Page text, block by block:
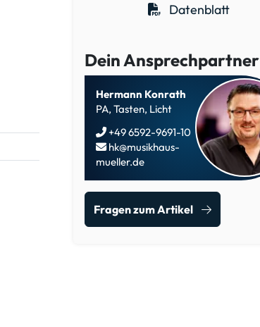
Datenblatt
Dein Ansprechpartner
Hermann Konrath
PA, Tasten, Licht
+49 6592-9691-10
hk@musikhaus-
mueller.de
Fragen zum Artikel